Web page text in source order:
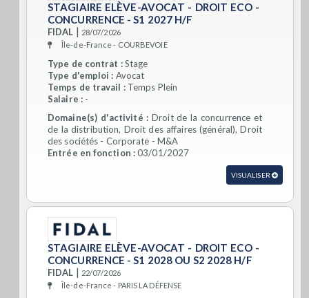
STAGIAIRE ELÈVE-AVOCAT - DROIT ECO -
CONCURRENCE - S1 2027 H/F
FIDAL | 28/07/2026
Île-de-France - COURBEVOIE
Type de contrat :Stage
Type d'emploi : Avocat
Temps de travail :Temps Plein
Salaire :-
Domaine(s) d'activité : Droit de la concurrence et
de la distribution, Droit des affaires (général), Droit
des sociétés - Corporate - M&A
Entrée en fonction :03/01/2027
VISUALISER
STAGIAIRE ELÈVE-AVOCAT - DROIT ECO -
CONCURRENCE - S1 2028 OU S2 2028 H/F
FIDAL | 22/07/2026
Île-de-France - PARIS LA DÉFENSE